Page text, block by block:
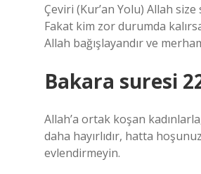
Çeviri (Kur’an Yolu) Allah size
Fakat kim zor durumda
Allah bağışlayandır ve
Bakara suresi
Allah’a ortak koşan
daha hayırlıdır, hatta
evlendirmeyin.